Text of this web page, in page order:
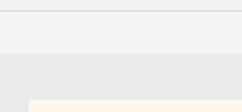
FACEBOOKTWITTERFLIPBOARD
E-
WHATSAPP